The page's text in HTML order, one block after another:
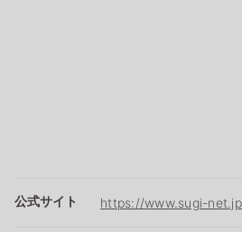
公式サイト https://www.sugi-